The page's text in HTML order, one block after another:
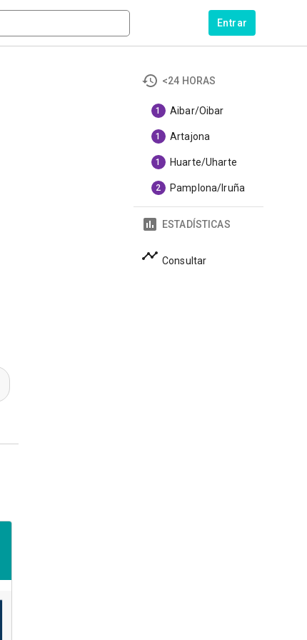
Entrar
<24 HORAS
1 Aibar/Oibar
1 Artajona
1 Huarte/Uharte
2 Pamplona/Iruña
ESTADÍSTICAS
Consultar